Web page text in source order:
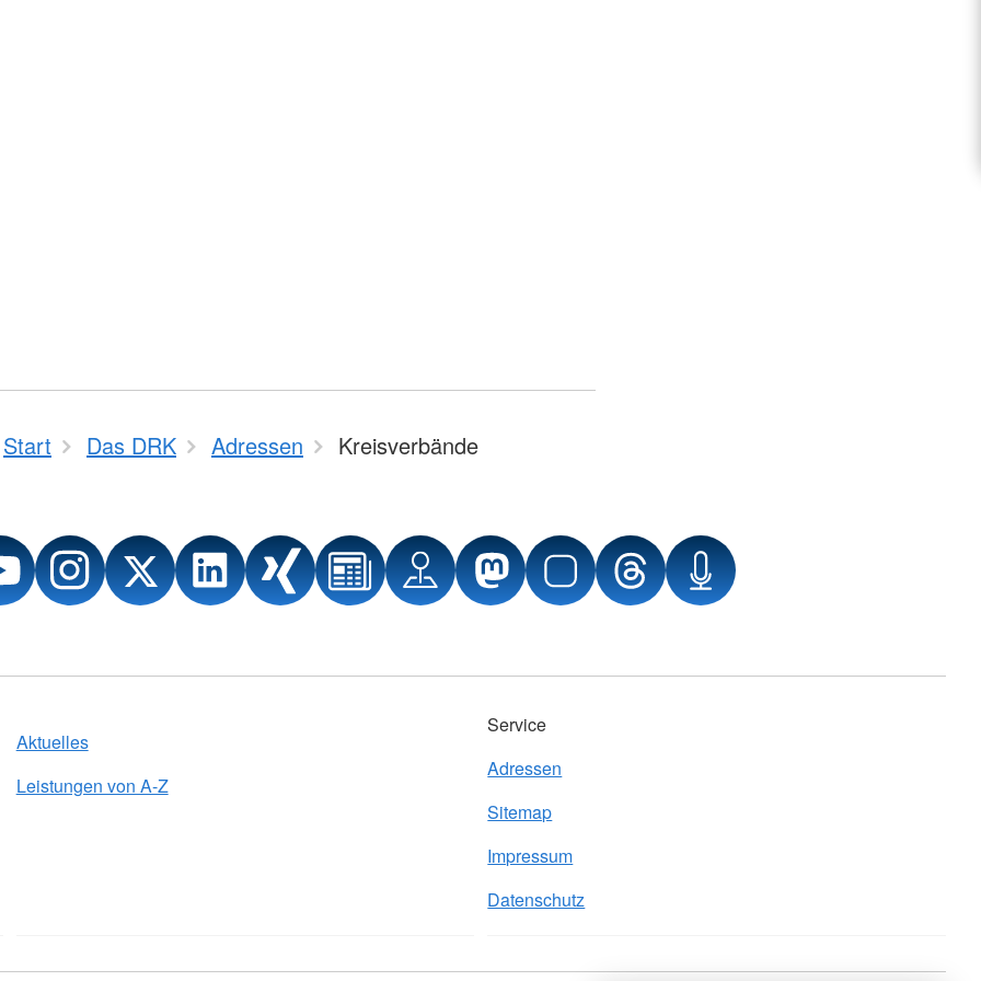
Start Das DRK Adressen Kreisverbände
Aktuelles
Leistungen von A-Z
Service
Adressen
Sitemap
Impressum
Datenschutz